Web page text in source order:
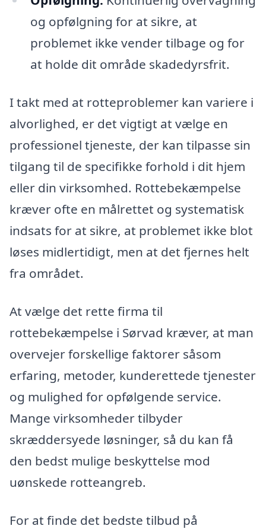
og opfølgning for at sikre, at
problemet ikke vender tilbage og for
at holde dit område skadedyrsfrit.
I takt med at rotteproblemer kan variere i
alvorlighed, er det vigtigt at vælge en
professionel tjeneste, der kan tilpasse sin
tilgang til de specifikke forhold i dit hjem
eller din virksomhed. Rottebekæmpelse
kræver ofte en målrettet og systematisk
indsats for at sikre, at problemet ikke blot
løses midlertidigt, men at det fjernes helt
fra området.
At vælge det rette firma til
rottebekæmpelse i Sørvad kræver, at man
overvejer forskellige faktorer såsom
erfaring, metoder, kunderettede tjenester
og mulighed for opfølgende service.
Mange virksomheder tilbyder
skræddersyede løsninger, så du kan få
den bedst mulige beskyttelse mod
uønskede rotteangreb.
For at finde det bedste tilbud på